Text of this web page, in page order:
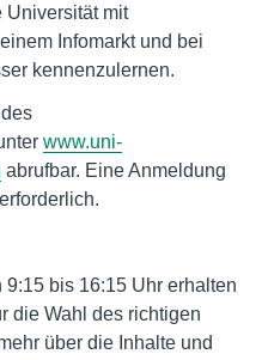
Universität mit
Infomarkt und bei
kennenzulernen.
www.uni-
abrufbar. Eine Anmeldung
9:15 bis 16:15 Uhr erhalten
die Wahl des richtigen
über die Inhalte und